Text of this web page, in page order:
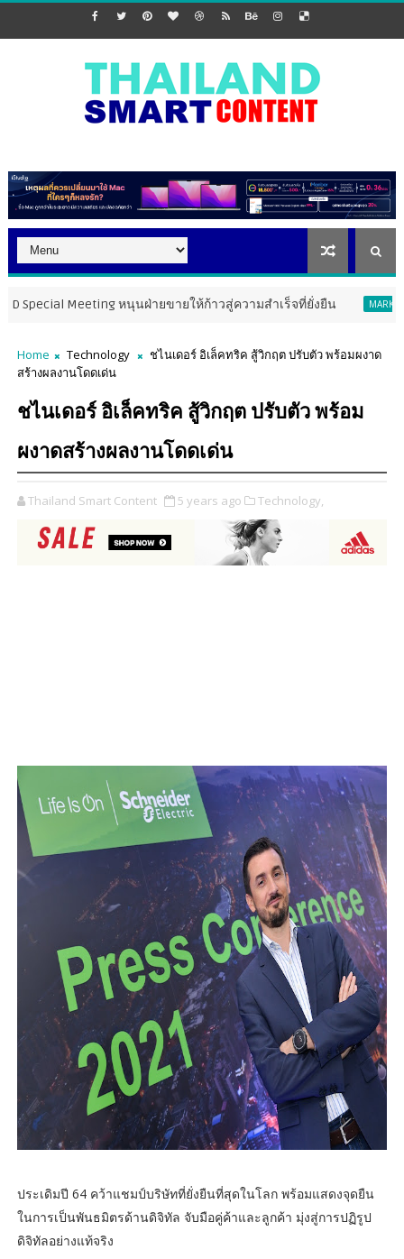
Meeting หนุนฝ่ายขายให้ก้าวสู่ความสำเร็จที่ยั่งยืน MARKETING
Home Technology
ชไนเดอร์ อิเล็คทริค สู้วิกฤต ปรับตัว พร้อมผงาด
สร้างผลงานโดดเด่น
ชไนเดอร์ อิเล็คทริค สู้วิกฤต ปรับตัว พร้อม
ผงาดสร้างผลงานโดดเด่น
Thailand Smart Content 5 years ago Technology,
ประเดิมปี 64 คว้าแชมป์บริษัทที่ยั่งยืนที่สุดในโลก พร้อมแสดงจุดยืน
ในการเป็นพันธมิตรด้านดิจิทัล จับมือคู่ค้าและลูกค้า มุ่งสู่การปฏิรูป
ดิจิทัลอย่างแท้จริง